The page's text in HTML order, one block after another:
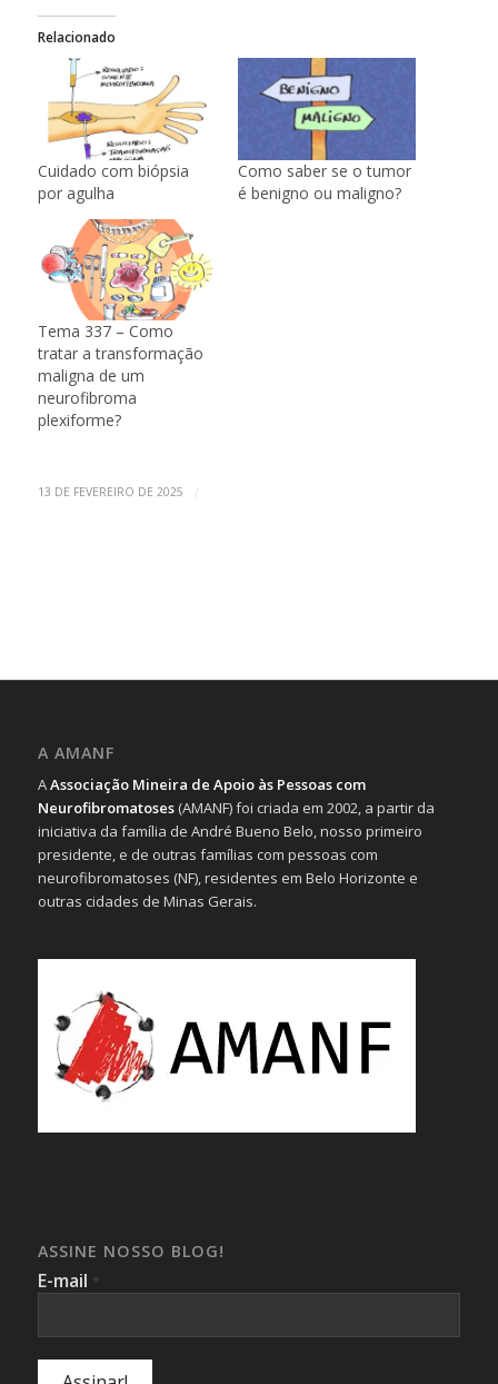
Relacionado
Cuidado com biópsia
por agulha
Como saber se o tumor
é benigno ou maligno?
Tema 337 – Como
tratar a transformação
maligna de um
neurofibroma
plexiforme?
13 DE FEVEREIRO DE 2025 /
A AMANF
AAssociação Mineira de Apoio às Pessoas com
Neurofibromatoses(AMANF) foi criada em 2002, a partir da
iniciativa da família de André Bueno Belo, nosso primeiro
presidente, e de outras famílias com pessoas com
neurofibromatoses (NF), residentes em Belo Horizonte e
outras cidades de Minas Gerais.
ASSINE NOSSO BLOG!
E-mail *